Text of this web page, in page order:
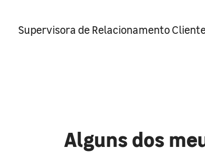
Supervisora de Relacionamento
Alguns dos